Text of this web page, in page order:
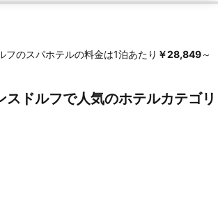
フのスパホテルの料金は1泊あたり ‎￥28,849～
スドルフで人気のホテルカテゴリ